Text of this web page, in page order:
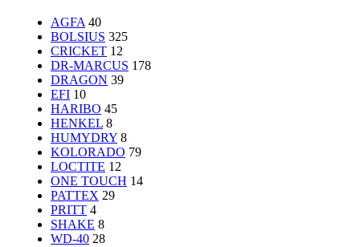
AGFA 40
BOLSIUS 325
CRICKET 12
DR-MARCUS 178
DRAGON 39
EFI 10
HARIBO 45
HENKEL 8
HUMYDRY 8
KOLORADO 79
LOCTITE 12
ONE TOUCH 14
PATTEX 29
PRITT 4
SHAKE 8
WD-40 28